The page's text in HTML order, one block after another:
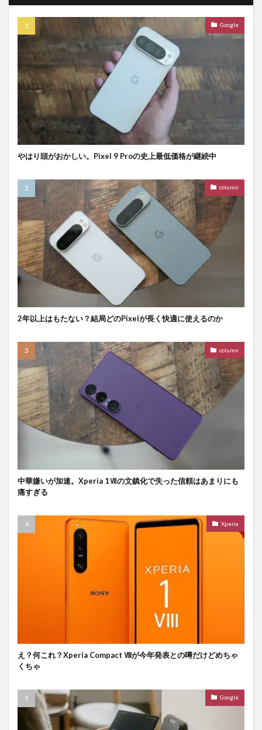
Google
やはり頭がおかしい。Pixel 9 Proの史上最低価格が継続中
column
2年以上はもたない？結局どのPixelが長く快適に使えるのか
column
中華嫌いが加速。Xperia 1Ⅶの文鎮化で失った信頼はあまりにも
痛すぎる
Xperia
え？何これ？Xperia Compact Ⅷが今年発表との噂だけどめちゃ
くちゃ
Google